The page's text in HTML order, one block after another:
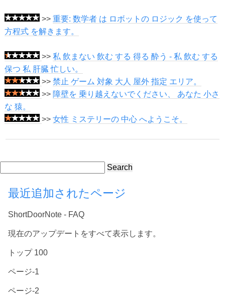
>> 重要: 数学者 は ロボットの ロジック を使って
方程式 を解きます。
>> 私 飲まない 飲む する 得る 酔う - 私 飲む する
保つ 私 肝臓 忙しい。
>> 禁止 ゲーム 対象 大人 屋外 指定 エリア。
>> 障壁を 乗り越えないでください、 あなた 小さ
な 猿。
>> 女性 ミステリーの 中心 へようこそ。
Search
最近追加されたページ
ShortDoorNote - FAQ
現在のアップデートをすべて表示します。
トップ 100
ページ-1
ページ-2